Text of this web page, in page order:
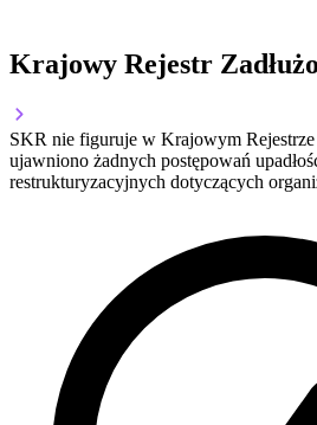
Krajowy Rejestr
SKR nie figuruje w Krajowym Rejestrze
ujawniono żadnych postępowań
restrukturyzacyjnych dotyczących